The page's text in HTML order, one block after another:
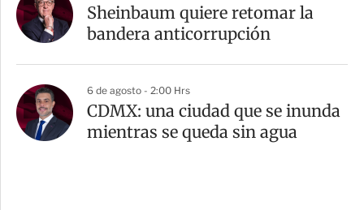
Sheinbaum quiere retomar la
bandera anticorrupción
6 de agosto - 2:00 Hrs
CDMX: una ciudad que se inunda
mientras se queda sin agua